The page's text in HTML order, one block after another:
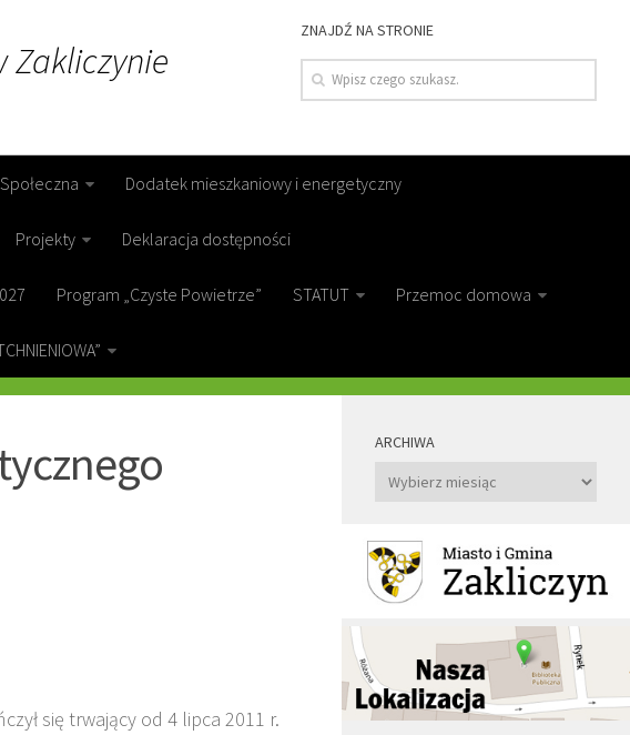
Zakliczynie
ZNAJDŹ NA STRONIE
Dodatek mieszkaniowy i energetyczny
Projekty Deklaracja dostępności
Program „Czyste Powietrze” STATUT Przemoc domowa
się trwający od 4 lipca 2011 r.
ARCHIWA
Archiwa